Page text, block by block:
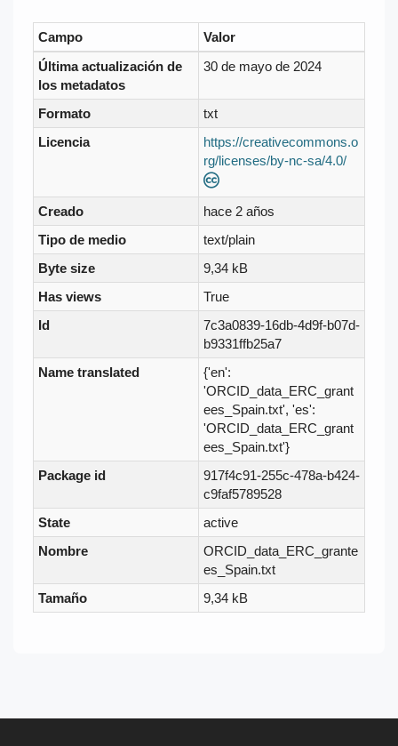
Campo
Valor
Última actualización de
los metadatos
30 de mayo de 2024
Formato
txt
Licencia
https://creativecommons.o
rg/licenses/by-nc-sa/4.0/
Creado
hace 2 años
Tipo de medio
text/plain
Byte size
9,34 kB
Has views
True
Id
7c3a0839-16db-4d9f-b07d-
b9331ffb25a7
Name translated
{'en':
'ORCID_data_ERC_grant
ees_Spain.txt', 'es':
'ORCID_data_ERC_grant
ees_Spain.txt'}
Package id
917f4c91-255c-478a-b424-
c9faf5789528
State
active
Nombre
ORCID_data_ERC_grante
es_Spain.txt
Tamaño
9,34 kB